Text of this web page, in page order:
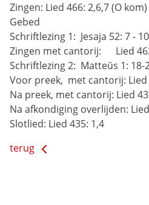
Zingen: Lied 466: 2,6,7 (O kom)
Gebed
Schriftlezing 1: Jesaja 52: 7 - 10
Zingen met cantorij:      Lied
Schriftlezing 2: Matteüs 1: 18-
Voor preek,  met cantorij:
Na preek, met cantorij: Lied
Na afkondiging overlijden:
Slotlied: Lied 435: 1,4
terug